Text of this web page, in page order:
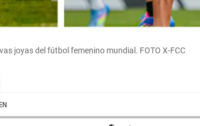
joyas del fútbol femenino mundial. FOTO X-FCC